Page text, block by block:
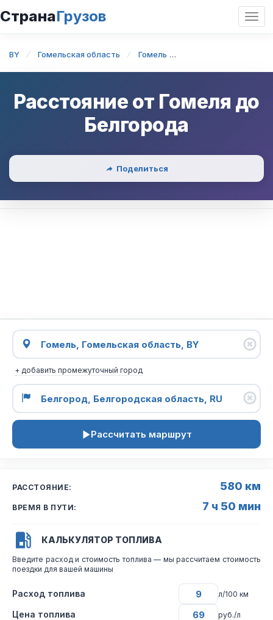
СтранаГрузов
BY Гомельская область Гомель
Расстояние от Гомеля до
Белгорода
Поделиться
+ добавить промежуточный город
Рассчитать маршрут
РАССТОЯНИЕ: 580 км
ВРЕМЯ В ПУТИ: 7 ч 50 мин
КАЛЬКУЛЯТОР ТОПЛИВА
Введите расход и стоимость топлива — мы рассчитаем стоимость
поездки для вашей машины
Расход топлива л/100 км
Цена топлива руб./л